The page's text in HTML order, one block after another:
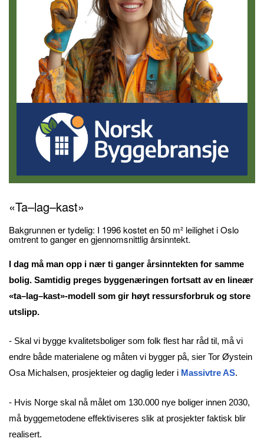
«Ta–lag–kast»
Bakgrunnen er tydelig: I 1996 kostet en 50 m² leilighet i Oslo
omtrent to ganger en gjennomsnittlig årsinntekt.
I dag må man opp i nær ti ganger årsinntekten for samme
bolig. Samtidig preges byggenæringen fortsatt av en lineær
«ta–lag–kast»-modell som gir høyt ressursforbruk og store
utslipp.
- Skal vi bygge kvalitetsboliger som folk flest har råd til, må vi
endre både materialene og måten vi bygger på, sier Tor Øystein
Osa Michalsen, prosjekteier og daglig leder i Massivtre AS.
- Hvis Norge skal nå målet om 130.000 nye boliger innen 2030,
må byggemetodene effektiviseres slik at prosjekter faktisk blir
realisert.